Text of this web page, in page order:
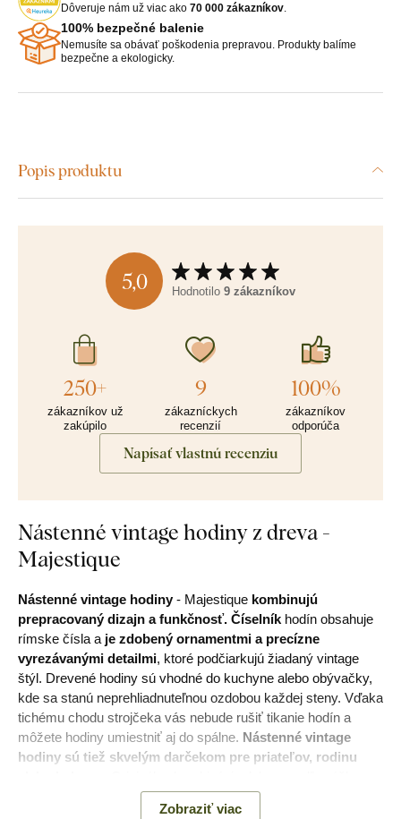
Dôveruje nám už viac ako 70 000 zákazníkov.
100% bezpečné balenie
Nemusíte sa obávať poškodenia prepravou. Produkty balíme
bezpečne a ekologicky.
Popis produktu
5,0 Hodnotilo 9 zákazníkov
250+
zákazníkov už
zakúpilo
9
zákazníckych
recenzií
100%
zákazníkov
odporúča
Napísať vlastnú recenziu
Nástenné vintage hodiny z dreva -
Majestique
Nástenné vintage hodiny - Majestique kombinujú
prepracovaný dizajn a funkčnosť. Číselník hodín obsahuje
rímske čísla a je zdobený ornamentmi a precízne
vyrezávanými detailmi, ktoré podčiarkujú žiadaný vintage
štýl. Drevené hodiny sú vhodné do kuchyne alebo obývačky,
kde sa stanú neprehliadnuteľnou ozdobou každej steny. Vďaka
tichému chodu strojčeka vás nebude rušiť tikanie hodín a
môžete hodiny umiestniť aj do spálne. Nástenné vintage
hodiny sú tiež skvelým darčekom pre priateľov, rodinu
výberu a čiernych ručičiek zabezpečí, že hodiny vyniknú v
Zobraziť viac